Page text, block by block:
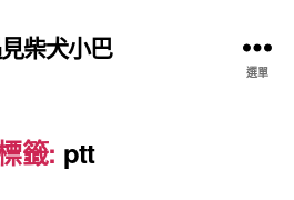
柴犬小巴
選單
籤: ptt